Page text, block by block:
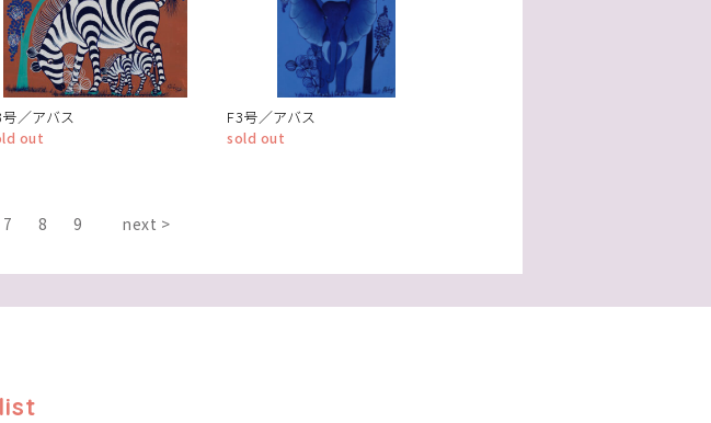
／アバス
out
F3号／アバス
sold out
7 8 9 next >